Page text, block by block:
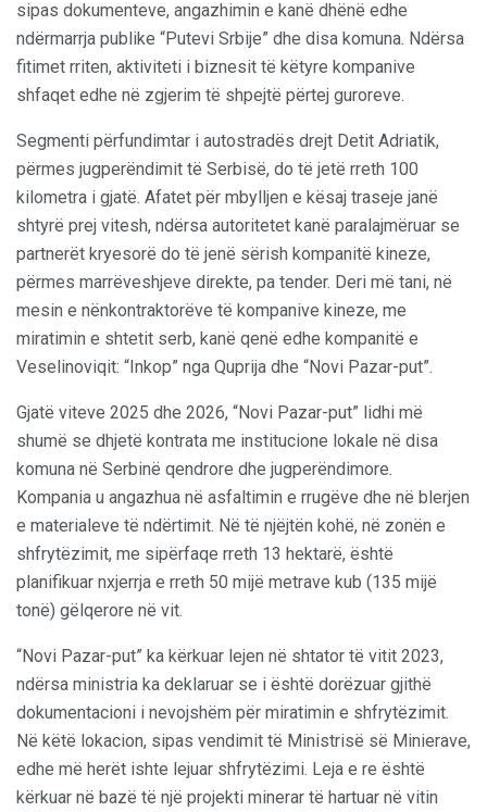
sipas dokumenteve, angazhimin e kanë dhënë edhe
ndërmarrja publike “Putevi Srbije” dhe disa komuna. Ndërsa
fitimet rriten, aktiviteti i biznesit të këtyre kompanive
shfaqet edhe në zgjerim të shpejtë përtej guroreve.
Segmenti përfundimtar i autostradës drejt Detit Adriatik,
përmes jugperëndimit të Serbisë, do të jetë rreth 100
kilometra i gjatë. Afatet për mbylljen e kësaj traseje janë
shtyrë prej vitesh, ndërsa autoritetet kanë paralajmëruar se
partnerët kryesorë do të jenë sërish kompanitë kineze,
përmes marrëveshjeve direkte, pa tender. Deri më tani, në
mesin e nënkontraktorëve të kompanive kineze, me
miratimin e shtetit serb, kanë qenë edhe kompanitë e
Veselinoviqit: “Inkop” nga Quprija dhe “Novi Pazar-put”.
Gjatë viteve 2025 dhe 2026, “Novi Pazar-put” lidhi më
shumë se dhjetë kontrata me institucione lokale në disa
komuna në Serbinë qendrore dhe jugperëndimore.
Kompania u angazhua në asfaltimin e rrugëve dhe në blerjen
e materialeve të ndërtimit. Në të njëjtën kohë, në zonën e
shfrytëzimit, me sipërfaqe rreth 13 hektarë, është
planifikuar nxjerrja e rreth 50 mijë metrave kub (135 mijë
tonë) gëlqerore në vit.
“Novi Pazar-put” ka kërkuar lejen në shtator të vitit 2023,
ndërsa ministria ka deklaruar se i është dorëzuar gjithë
dokumentacioni i nevojshëm për miratimin e shfrytëzimit.
Në këtë lokacion, sipas vendimit të Ministrisë së Minierave,
edhe më herët ishte lejuar shfrytëzimi. Leja e re është
kërkuar në bazë të një projekti minerar të hartuar në vitin